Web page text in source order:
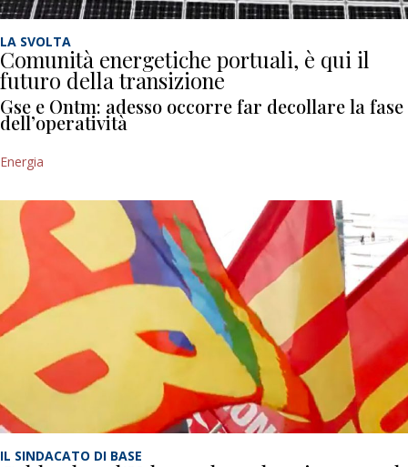
LA SVOLTA
Comunità energetiche portuali, è qui il
futuro della transizione
Gse e Ontm: adesso occorre far decollare la fase
dell’operatività
Energia
IL SINDACATO DI BASE